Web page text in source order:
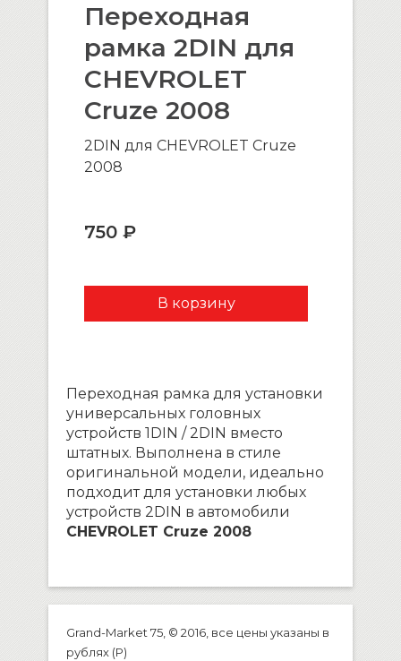
Переходная
рамка 2DIN для
CHEVROLET
Cruze 2008
2DIN для CHEVROLET Cruze
2008
750 ₽
Переходная рамка для установки
универсальных головных
устройств 1DIN / 2DIN вместо
штатных. Выполнена в стиле
оригинальной модели, идеально
подходит для установки любых
устройств 2DIN в автомобили
CHEVROLET Cruze 2008
Grand-Market 75, © 2016, все цены указаны в
рублях (P)